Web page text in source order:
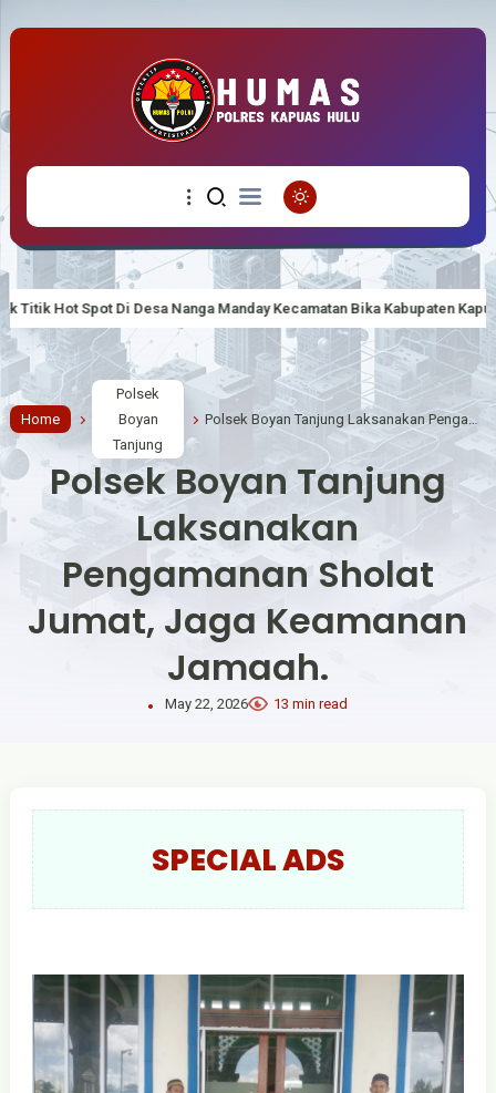
Cegah Polemik
Home
Polsek
Boyan
Tanjung
Polsek Boyan Tanjung Laksanakan Pengamanan Sholat Jumat, Jaga Keamanan Jamaah.
Polsek Boyan Tanjung
Laksanakan
Pengamanan Sholat
Jumat, Jaga Keamanan
Jamaah.
May 22, 2026 13 min read
SPECIAL ADS